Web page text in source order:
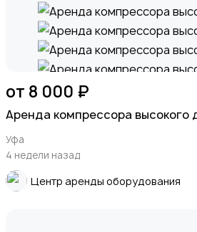
Автоуслуги
Ремонт техники
от 8 000 ₽
Аренда компрессора высокого
Уфа
4 недели назад
Центр аренды оборудования